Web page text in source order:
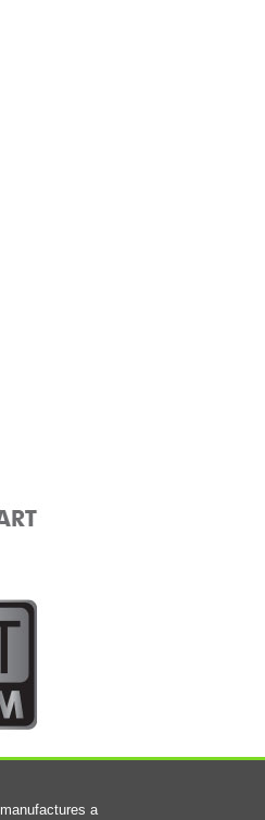
manufactures a